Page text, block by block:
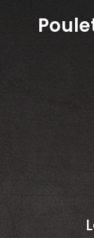
nécessaires à